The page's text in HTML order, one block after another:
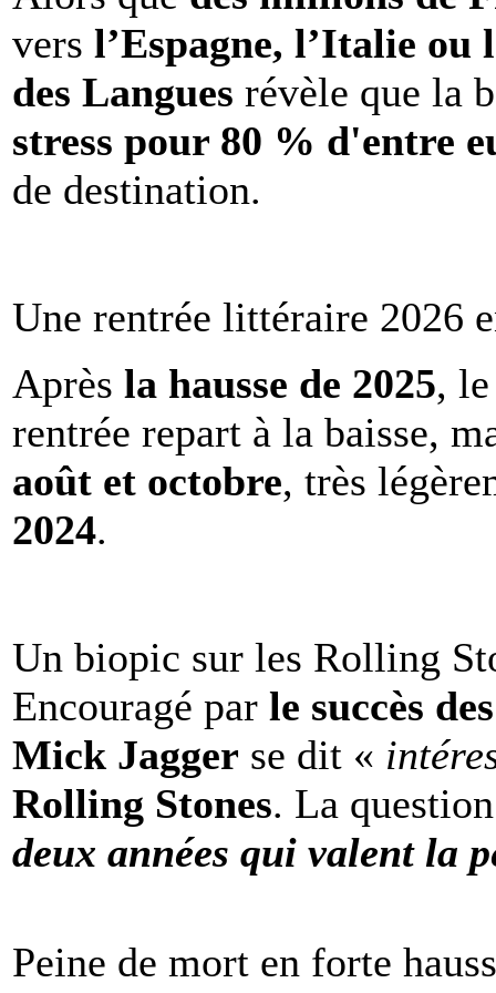
vers l’Espagne, l’Italie ou
des Langues révèle que la
stress pour 80 % d'entre
de destination.
Une rentrée littéraire 2026
Après la hausse de 2025,
rentrée repart à la baisse,
août et octobre, très
2024.
Un biopic sur les Rolling
Encouragé par le succès
Mick Jagger se dit «
Rolling Stones. La
deux années qui valent la
Peine de mort en forte